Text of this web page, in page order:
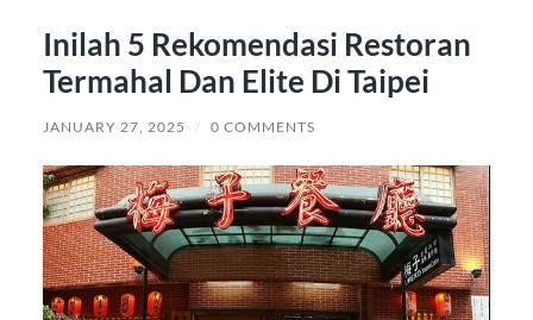
Inilah 5 Rekomendasi Restoran
Termahal Dan Elite Di Taipei
JANUARY 27, 2025 / 0 COMMENTS